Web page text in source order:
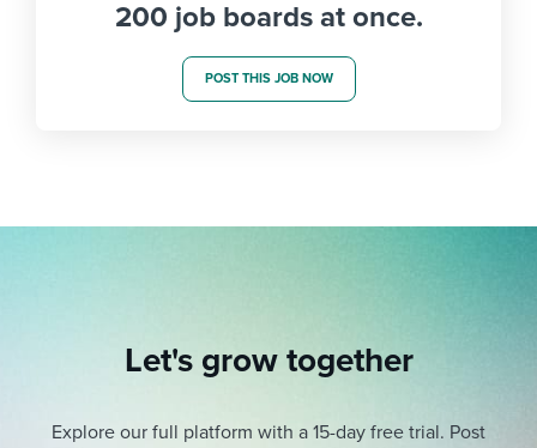
200 job boards at once.
POST THIS JOB NOW
Let's grow together
Explore our full platform with a 15-day free trial. Post